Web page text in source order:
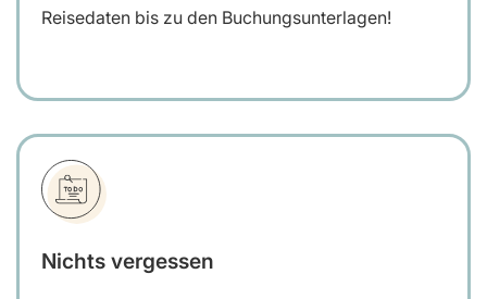
Reisedaten bis zu den Buchungsunterlagen!
Nichts vergessen